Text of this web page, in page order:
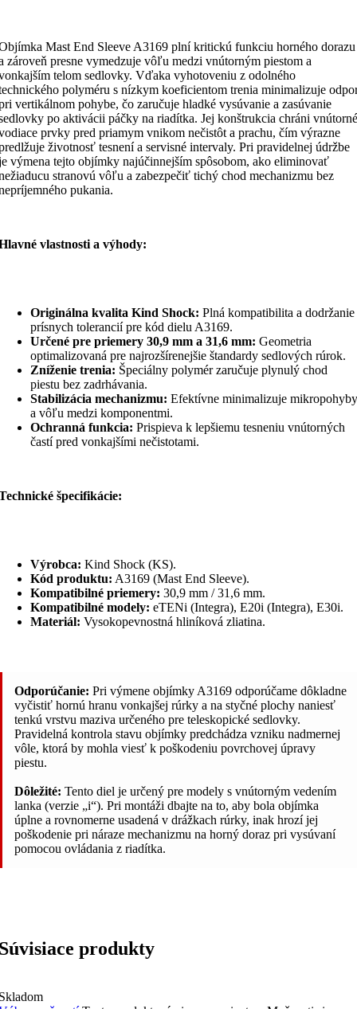
Mast End Sleeve A3169 plní kritickú funkciu horného dorazu
zároveň presne vymedzuje vôľu medzi vnútorným piestom a
telom sedlovky. Vďaka vyhotoveniu z odolného
polyméru s nízkym koeficientom trenia minimalizuje
vertikálnom pohybe, čo zaručuje hladké vysúvanie a zasúvanie
po aktivácii páčky na riadítka. Jej konštrukcia chráni vnútorné
prvky pred priamym vnikom nečistôt a prachu, čím výrazne
životnosť tesnení a servisné intervaly. Pri pravidelnej údržbe
výmena tejto objímky najúčinnejším spôsobom, ako eliminovať
stranovú vôľu a zabezpečiť tichý chod mechanizmu bez
pukania.
vlastnosti a výhody:
Originálna kvalita Kind Shock: Plná kompatibilita a dodržanie
prísnych tolerancií pre kód dielu A3169.
Určené pre priemery 30,9 mm a 31,6 mm: Geometria
optimalizovaná pre najrozšírenejšie štandardy sedlových rúrok.
Zníženie trenia: Špeciálny polymér zaručuje plynulý chod
piestu bez zadrhávania.
Stabilizácia mechanizmu: Efektívne minimalizuje mikropohyby
a vôľu medzi komponentmi.
Ochranná funkcia: Prispieva k lepšiemu tesneniu vnútorných
častí pred vonkajšími nečistotami.
špecifikácie:
Výrobca: Kind Shock (KS).
Kód produktu: A3169 (Mast End Sleeve).
Kompatibilné priemery: 30,9 mm / 31,6 mm.
Kompatibilné modely: eTENi (Integra), E20i (Integra), E30i.
Materiál: Vysokopevnostná hliníková zliatina.
Odporúčanie: Pri výmene objímky A3169 odporúčame dôkladne
vyčistiť hornú hranu vonkajšej rúrky a na styčné plochy naniesť
tenkú vrstvu maziva určeného pre teleskopické sedlovky.
Pravidelná kontrola stavu objímky predchádza vzniku nadmernej
vôle, ktorá by mohla viesť k poškodeniu povrchovej úpravy
piestu.
Dôležité: Tento diel je určený pre modely s vnútorným vedením
lanka (verzie „i“). Pri montáži dbajte na to, aby bola objímka
úplne a rovnomerne usadená v drážkach rúrky, inak hrozí jej
poškodenie pri náraze mechanizmu na horný doraz pri vysúvaní
pomocou ovládania z riadítka.
produkty